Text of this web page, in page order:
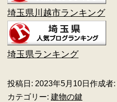
埼玉県川越市ランキング
埼玉県ランキング
投稿日: 2023年5月10日 作成者:
カテゴリー: 建物の鍵